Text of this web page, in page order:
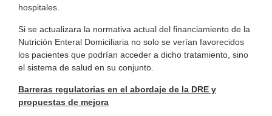
hospitales.
Si se actualizara la normativa actual del financiamiento de la
Nutrición Enteral Domiciliaria no solo se verían favorecidos
los pacientes que podrían acceder a dicho tratamiento, sino
el sistema de salud en su conjunto.
Barreras regulatorias en el abordaje de la DRE y
propuestas de mejora